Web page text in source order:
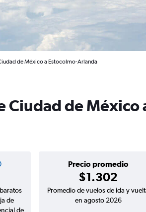
de México a Estocolmo-Arlanda
Ciudad de México
Precio promedio
$1.302
de
de
Promedio de vuelos de ida y
en agosto 2026